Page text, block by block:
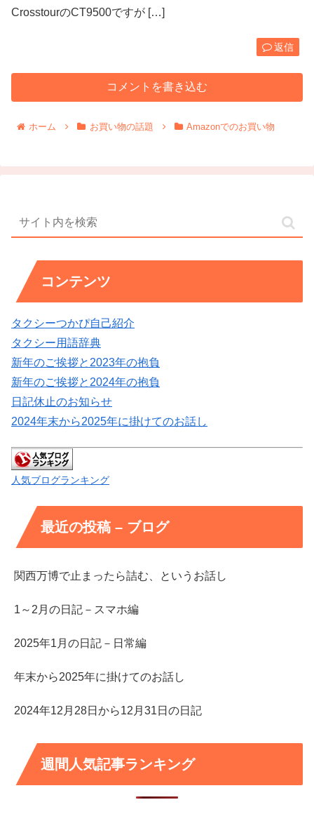
CrosstourのCT9500ですが […]
返信
コメントを書き込む
ホーム お買い物の話題 Amazonでのお買い物
コンテンツ
タクシーつかぴ自己紹介
タクシー用語辞典
新年のご挨拶と2023年の抱負
新年のご挨拶と2024年の抱負
日記休止のお知らせ
2024年末から2025年に掛けてのお話し
人気ブログランキング
最近の投稿 – ブログ
関西万博で止まったら詰む、というお話し
1～2月の日記－スマホ編
2025年1月の日記－日常編
年末から2025年に掛けてのお話し
2024年12月28日から12月31日の日記
週間人気記事ランキング